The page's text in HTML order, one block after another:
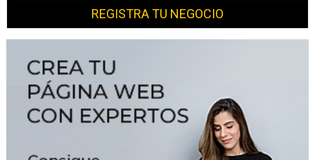
REGISTRA TU NEGOCIO